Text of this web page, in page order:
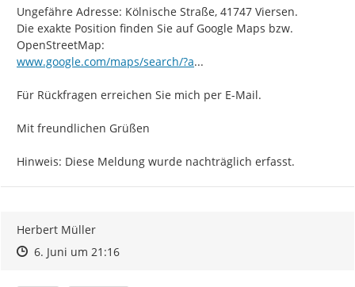
Ungefähre Adresse: Kölnische Straße, 41747 Viersen.
Die exakte Position finden Sie auf Google Maps bzw.
https://
www.google.com/maps/search/?api=1&query=51.24218,6.40883
...
Für Rückfragen erreichen Sie mich per E-Mail.
Mit freundlichen Grüßen
Hinweis: Diese Meldung wurde nachträglich erfasst.
Herbert Müller
Zeitpunkt des Erstellens
Zeitpunkt des Erstellens
6. Juni um 21:16Zur Äußerung